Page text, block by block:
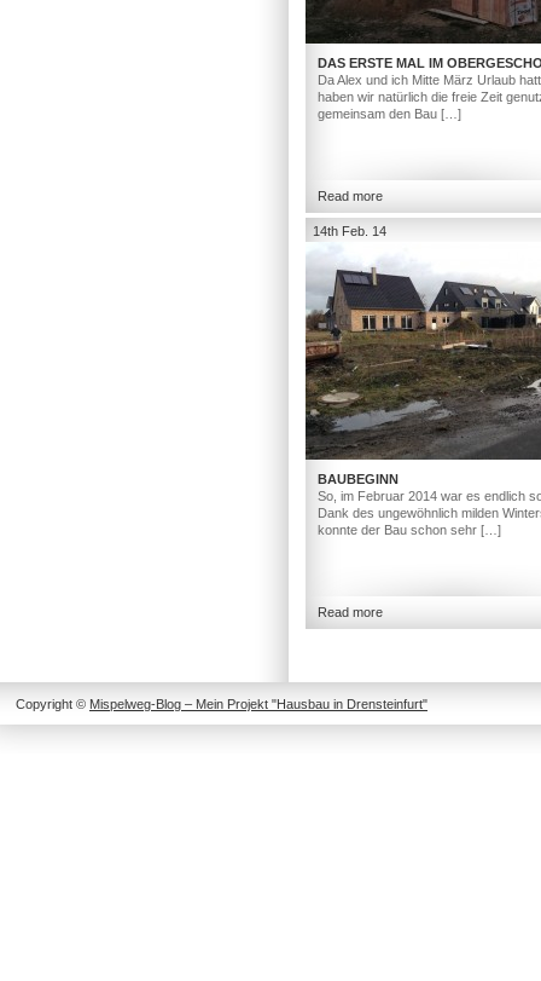
DAS ERSTE MAL IM
Da Alex und ich Mitte März Urlaub
haben wir natürlich die freie Zeit
gemeinsam den Bau […]
Read more
14th Feb. 14
BAUBEGINN
So, im Februar 2014 war es endlich
Dank des ungewöhnlich milden
konnte der Bau schon sehr […]
Read more
Copyright © Mispelweg-Blog – Mein Projekt "Hausbau in Drensteinfurt"